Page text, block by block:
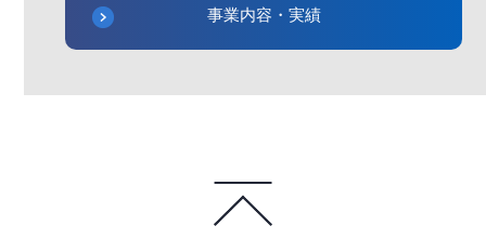
事業内容・実績